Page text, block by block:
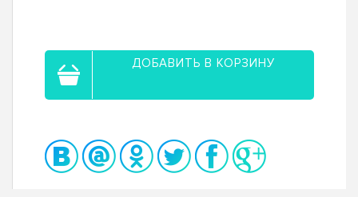
ДОБАВИТЬ В КОРЗИНУ